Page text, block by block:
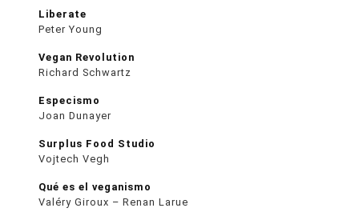
Liberate
Peter Young
Vegan Revolution
Richard Schwartz
Especismo
Joan Dunayer
Surplus Food Studio
Vojtech Vegh
Qué es el veganismo
Valéry Giroux – Renan Larue